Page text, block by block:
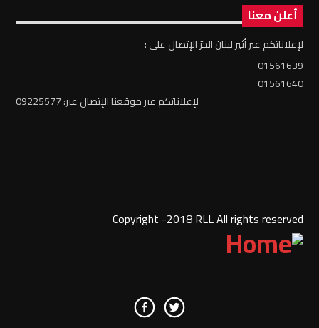
أعلن معنا
لإعلاناتكم عبر أثير لبنان الحرّ الإتصال على :
01561639
01561640
لإعلاناتكم عبر موقعنا الإتصال عبر: 09225577
Copyright -2018 RLL All rights reserved